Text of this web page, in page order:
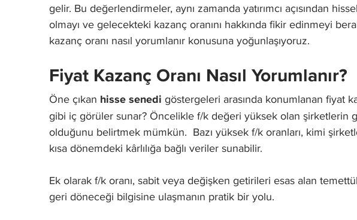
gelir. Bu değerlendirmeler, aynı zamanda yatırımcı açısından
olmayı ve gelecekteki kazanç oranını hakkında fikir edinmeyi
kazanç oranı nasıl yorumlanır konusuna yoğunlaşıyoruz.
Fiyat Kazanç Oranı Nasıl Yorumlanır?
Öne çıkan hisse senedi göstergeleri arasında konumlanan fiyat
gibi iç görüler sunar? Öncelikle f/k değeri yüksek olan şirketlerin
olduğunu belirtmek mümkün. Bazı yüksek f/k oranları, kimi
kısa dönemdeki kârlılığa bağlı veriler sunabilir.
Ek olarak f/k oranı, sabit veya değişken getirileri esas alan
geri döneceği bilgisine ulaşmanın pratik bir yolu.